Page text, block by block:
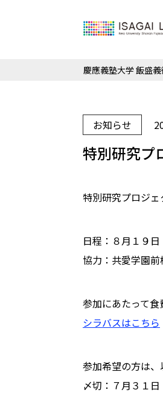
慶應義塾大学 飯盛
お知らせ
特別研究プ
特別研究プロジ
日程：８月１９日
協力：共愛学園
参加にあたって食
シラバスはこちら
参加希望の方は、
〆切：７月３１